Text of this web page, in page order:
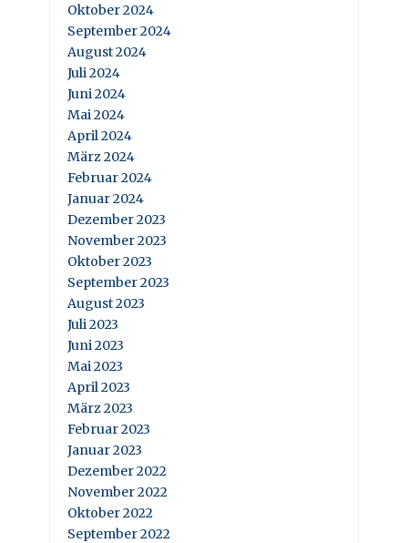
Oktober 2024
September 2024
August 2024
Juli 2024
Juni 2024
Mai 2024
April 2024
März 2024
Februar 2024
Januar 2024
Dezember 2023
November 2023
Oktober 2023
September 2023
August 2023
Juli 2023
Juni 2023
Mai 2023
April 2023
März 2023
Februar 2023
Januar 2023
Dezember 2022
November 2022
Oktober 2022
September 2022